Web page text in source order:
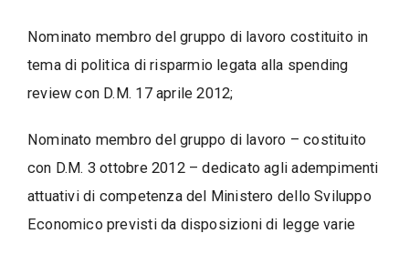
Nominato membro del gruppo di lavoro costituito in
tema di politica di risparmio legata alla spending
review con D.M. 17 aprile 2012;
Nominato membro del gruppo di lavoro – costituito
con D.M. 3 ottobre 2012 – dedicato agli adempimenti
attuativi di competenza del Ministero dello Sviluppo
Economico previsti da disposizioni di legge varie